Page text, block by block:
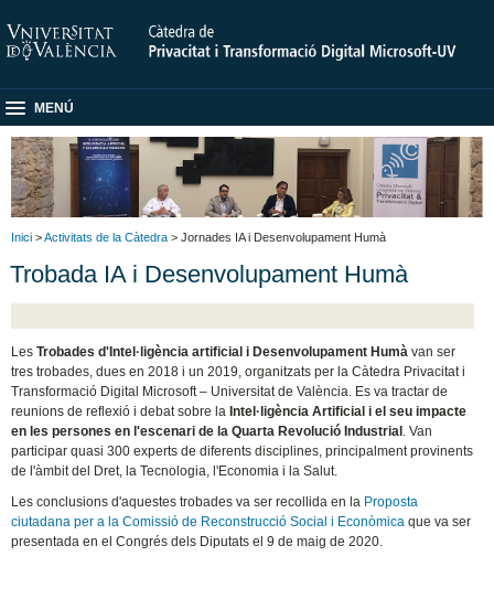
MENÚ
Inici >Activitats de la Càtedra > Jornades IA i Desenvolupament Humà
Trobada IA i Desenvolupament Humà
LesTrobades d'Intel·ligència artificial i Desenvolupament Humà van ser
tres trobades, dues en 2018 i un 2019, organitzats per la Càtedra Privacitat i
Transformació Digital Microsoft – Universitat de València. Es va tractar de
reunions de reflexió i debat sobre la Intel·ligència Artificial i el seu impacte
en les persones en l'escenari de la Quarta Revolució Industrial . Van
participar quasi 300 experts de diferents disciplines, principalment provinents
de l'àmbit del Dret, la Tecnologia, l'Economia i la Salut.
Les conclusions d'aquestes trobades va ser recollida en la Proposta
ciutadana per a la Comissió de Reconstrucció Social i Econòmica que va ser
presentada en el Congrés dels Diputats el 9 de maig de 2020.